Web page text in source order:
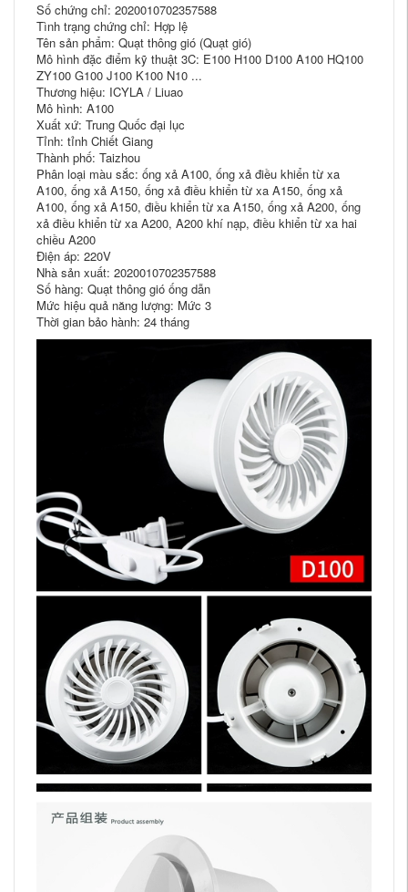
Số chứng chỉ: 2020010702357588
Tình trạng chứng chỉ: Hợp lệ
Tên sản phẩm: Quạt thông gió (Quạt gió)
Mô hình đặc điểm kỹ thuật 3C: E100 H100 D100 A100 HQ100
ZY100 G100 J100 K100 N10 ...
Thương hiệu: ICYLA / Liuao
Mô hình: A100
Xuất xứ: Trung Quốc đại lục
Tỉnh: tỉnh Chiết Giang
Thành phố: Taizhou
Phân loại màu sắc: ống xả A100, ống xả điều khiển từ xa
A100, ống xả A150, ống xả điều khiển từ xa A150, ống xả
A100, ống xả A150, điều khiển từ xa A150, ống xả A200, ống
xả điều khiển từ xa A200, A200 khí nạp, điều khiển từ xa hai
chiều A200
Điện áp: 220V
Nhà sản xuất: 2020010702357588
Số hàng: Quạt thông gió ống dẫn
Mức hiệu quả năng lượng: Mức 3
Thời gian bảo hành: 24 tháng